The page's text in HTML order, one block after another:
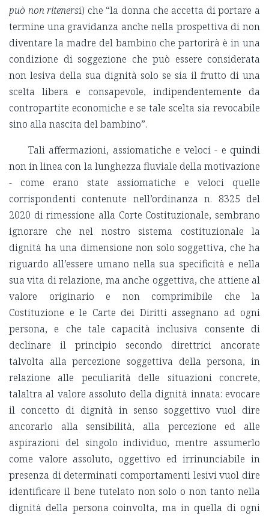
può non ritenersi) che “la donna che accetta di portare a
termine una gravidanza anche nella prospettiva di non
diventare la madre del bambino che partorirà è in una
condizione di soggezione che può essere considerata
non lesiva della sua dignità solo se sia il frutto di una
scelta libera e consapevole, indipendentemente da
contropartite economiche e se tale scelta sia revocabile
sino alla nascita del bambino”.
Tali affermazioni, assiomatiche e veloci - e quindi
non in linea con la lunghezza fluviale della motivazione
- come erano state assiomatiche e veloci quelle
corrispondenti contenute nell’ordinanza n. 8325 del
2020 di rimessione alla Corte Costituzionale, sembrano
ignorare che nel nostro sistema costituzionale la
dignità ha una dimensione non solo soggettiva, che ha
riguardo all’essere umano nella sua specificità e nella
sua vita di relazione, ma anche oggettiva, che attiene al
valore originario e non comprimibile che la
Costituzione e le Carte dei Diritti assegnano ad ogni
persona, e che tale capacità inclusiva consente di
declinare il principio secondo direttrici ancorate
talvolta alla percezione soggettiva della persona, in
relazione alle peculiarità delle situazioni concrete,
talaltra al valore assoluto della dignità innata: evocare
il concetto di dignità in senso soggettivo vuol dire
ancorarlo alla sensibilità, alla percezione ed alle
aspirazioni del singolo individuo, mentre assumerlo
come valore assoluto, oggettivo ed irrinunciabile in
presenza di determinati comportamenti lesivi vuol dire
identificare il bene tutelato non solo o non tanto nella
dignità della persona coinvolta, ma in quella di ogni